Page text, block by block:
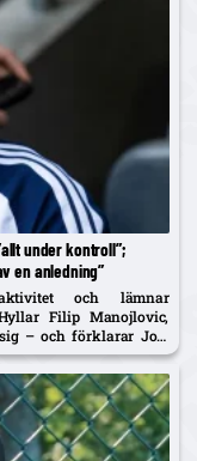
under kontroll”;
en anledning”
och lämnar
Filip Manojlovic,
– och förklarar Joel